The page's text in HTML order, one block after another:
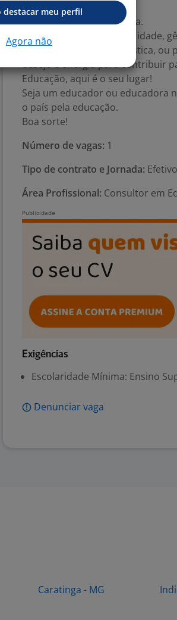
• Assistência Médica;
• Assistência Odontológica.
Ah! Independente de cor, idade,
qualquer outra característica, ou
desejo e energia para contribuir
Educação, aqui é o seu lugar!
Seja um educador ou educadora
o país pela educação.
Boa sorte!
Número de vagas: 1
Tipo de contrato e Jornada:
Área Profissional: Consultor em
Exigências
Escolaridade Mínima: Ensino
Denunciar vaga
Caratinga - MG
destacar meu perfil
Agora não